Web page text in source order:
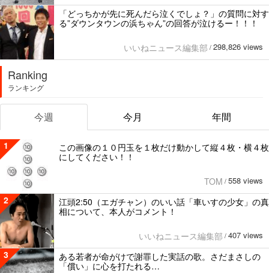
「どっちかが先に死んだら泣くでしょ？」の質問に対す
る”ダウンタウンの浜ちゃん”の回答が泣けるー！！！
いいねニュース編集部 / 298,826 views
Ranking
ランキング
今週 今月 年間
1
この画像の１０円玉を１枚だけ動かして縦４枚・横４枚
にしてください！！
TOM / 558 views
2
江頭2:50（エガチャン）のいい話「車いすの少女」の真
相について、本人がコメント！
いいねニュース編集部 / 407 views
3
ある若者が命がけで謝罪した実話の歌。さだまさしの
「償い」に心を打たれる…